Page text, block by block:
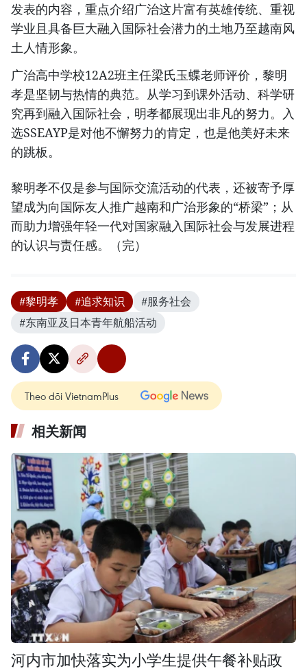
发表的内容，重点介绍广治这片富有英雄传统、重视
学业且具备巨大融入国际社会潜力的土地乃至越南风
土人情形象。
广治高中学校12A2班主任梁氏玉蝶老师评价，黎明
孝是坚韧与热情的典范。从学习到课外活动、科学研
究再到融入国际社会，明孝都展现出非凡的努力。入
选SSEAYP是对他不懈努力的肯定，也是他美好未来
的跳板。
黎明孝不仅是参与国际交流活动的代表，还被寄予厚
望成为向国际友人推广越南和广治形象的“桥梁”；从
而助力增强年轻一代对国家融入国际社会与发展进程
的认识与责任感。（完）
#黎明孝 #追求知识
#服务社会
#东南亚及日本青年航船活动
Theo dõi VietnamPlus
相关新闻
河内市加快落实为小学生提供午餐补贴政